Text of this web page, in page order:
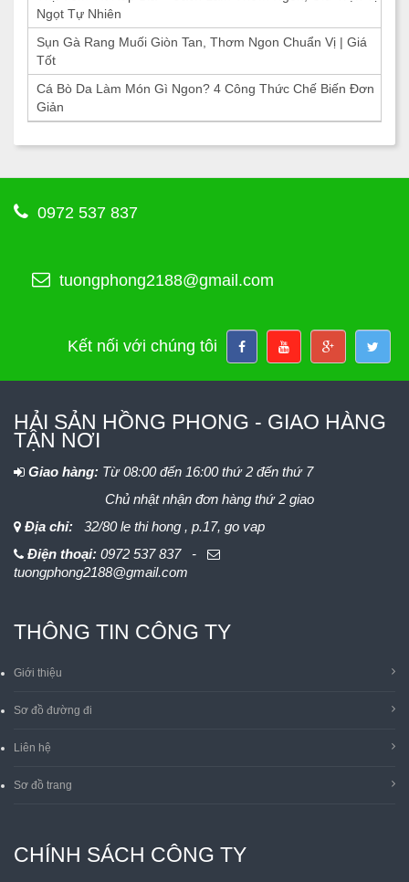
Ngọt Tự Nhiên
Sụn Gà Rang Muối Giòn Tan, Thơm Ngon Chuẩn Vị | Giá
Tốt
Cá Bò Da Làm Món Gì Ngon? 4 Công Thức Chế Biến Đơn
Giản
0972 537 837
tuongphong2188@gmail.com
Kết nối với chúng tôi
HẢI SẢN HỒNG PHONG - GIAO HÀNG
TẬN NƠI
Giao hàng: Từ 08:00 đến 16:00 thứ 2 đến thứ 7
Chủ nhật nhận đơn hàng thứ 2 giao
Địa chỉ:
32/80 le thi hong , p.17, go vap
Điện thoại: 0972 537 837 -
tuongphong2188@gmail.com
THÔNG TIN CÔNG TY
Giới thiệu
Sơ đồ đường đi
Liên hệ
Sơ đồ trang
CHÍNH SÁCH CÔNG TY